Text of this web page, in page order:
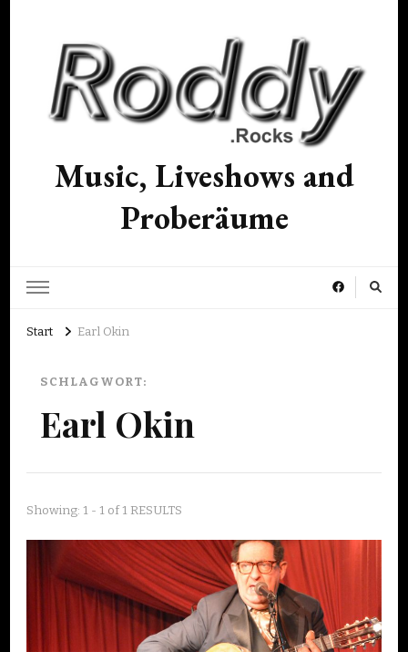
Music, Liveshows and
Proberäume
Start Earl Okin
SCHLAGWORT:
Earl Okin
Showing: 1 - 1 of 1 RESULTS